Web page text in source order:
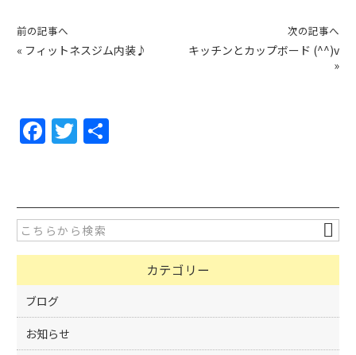
前の記事へ
« フィットネスジム内装♪
次の記事へ
キッチンとカップボード (^^)v
»
F
a
e
b
o
o
k
T
w
er
カテゴリー
ブログ
お知らせ